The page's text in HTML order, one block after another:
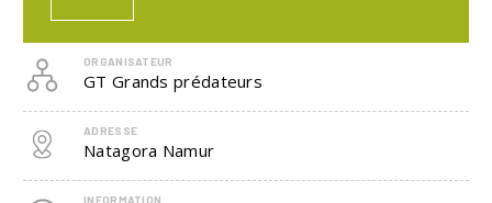
ORGANISATEUR
GT Grands prédateurs
ADRESSE
Natagora Namur
INFORMATION